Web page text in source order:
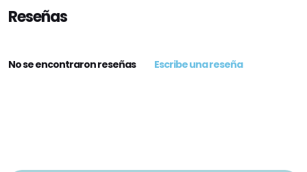
Reseñas
No se encontraron reseñas Escribe una reseña